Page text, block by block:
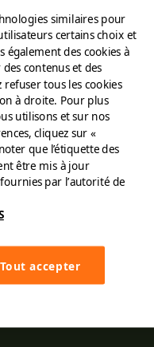
similaires pour
certains choix et
des cookies à
contenus et des
refuser tous les cookies
à droite. Pour plus
utilisons et sur nos
cliquez sur «
que l’étiquette des
être mis à jour
par l’autorité de
Tout accepter